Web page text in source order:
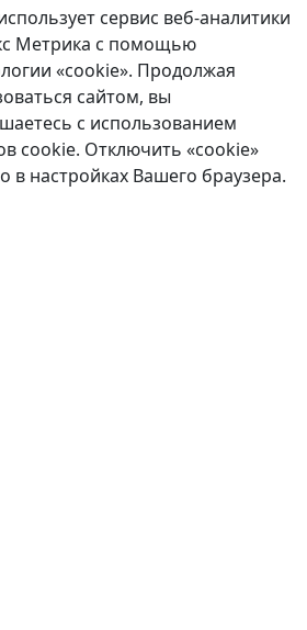
[5]
[2]
[3]
[21]
[321]
[4]
сервис веб-аналитики
Метрика с помощью
«cookie». Продолжая
сайтом, вы
с использованием
cookie. Отключить «cookie»
в настройках Вашего браузера.